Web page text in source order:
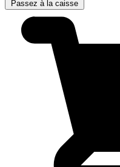
Passez à la caisse